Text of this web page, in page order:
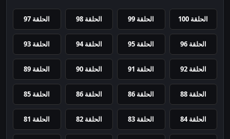
الحلقة 100 الحلقة 99 الحلقة 98 الحلقة 97
الحلقة 96 الحلقة 95 الحلقة 94 الحلقة 93
الحلقة 92 الحلقة 91 الحلقة 90 الحلقة 89
الحلقة 88 الحلقة 86 الحلقة 86 الحلقة 85
الحلقة 84 الحلقة 83 الحلقة 82 الحلقة 81